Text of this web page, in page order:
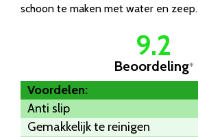
schoon te maken met water en zeep.
9.2
Beoordeling*
Voordelen:
Anti slip
Gemakkelijk te reinigen